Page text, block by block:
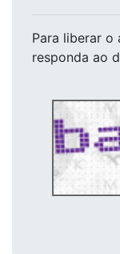
Para liberar o
responda ao